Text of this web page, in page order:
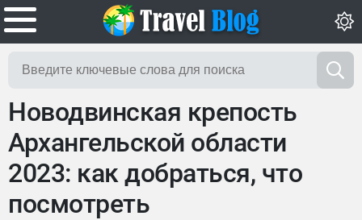
Новодвинская крепость
Архангельской области
2023: как добраться, что
посмотреть